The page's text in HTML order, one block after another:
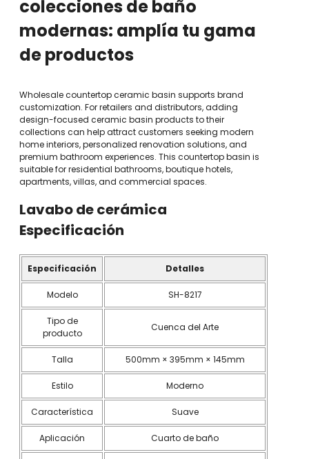
colecciones de baño
modernas: amplía tu gama
de productos
Wholesale countertop ceramic basin supports brand
customization. For retailers and distributors, adding
design-focused ceramic basin products to their
collections can help attract customers seeking modern
home interiors, personalized renovation solutions, and
premium bathroom experiences. This countertop basin is
suitable for residential bathrooms, boutique hotels,
apartments, villas, and commercial spaces.
Lavabo de cerámica
Especificación
Especificación Detalles
Modelo SH-8217
Tipo de
producto
Cuenca del Arte
Talla 500mm × 395mm × 145mm
Estilo Moderno
Característica Suave
Aplicación Cuarto de baño